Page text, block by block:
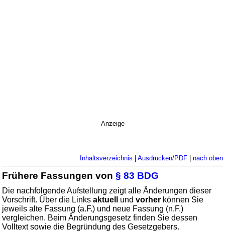
Anzeige
Inhaltsverzeichnis | Ausdrucken/PDF| nach oben
Frühere Fassungen von§ 83 BDG
Die nachfolgende Aufstellung zeigt alle Änderungen dieser
Vorschrift. Über die Linksaktuell undvorher können Sie
jeweils alte Fassung (a.F.) und neue Fassung (n.F.)
vergleichen. Beim Änderungsgesetz finden Sie dessen
Volltext sowie die Begründung des Gesetzgebers.